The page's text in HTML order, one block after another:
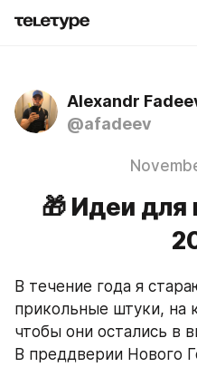
Alexandr
@afadeev
🎁 Идеи для
В течение года я
прикольные штуки, на
чтобы они остались в
В преддверии Нового